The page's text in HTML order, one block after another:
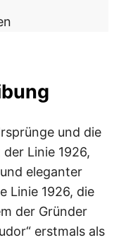
und die
Linie 1926,
eleganter
Linie 1926, die
der Gründer
erstmals als